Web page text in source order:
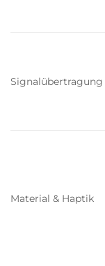
Signalübertragung
Material & Haptik